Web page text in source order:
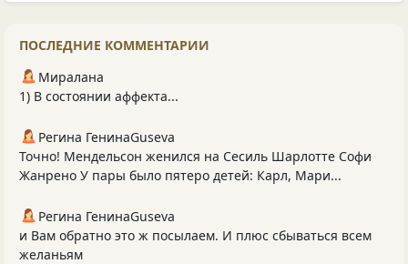
ПОСЛЕДНИЕ КОММЕНТАРИИ
Миралана
1) В состоянии аффекта...
Регина ГенинаGuseva
Точно! Мендельсон женился на Сесиль Шарлотте Софи
Жанрено У пары было пятеро детей: Карл, Мари...
Регина ГенинаGuseva
и Вам обратно это ж посылаем. И плюс сбываться всем
желаньям